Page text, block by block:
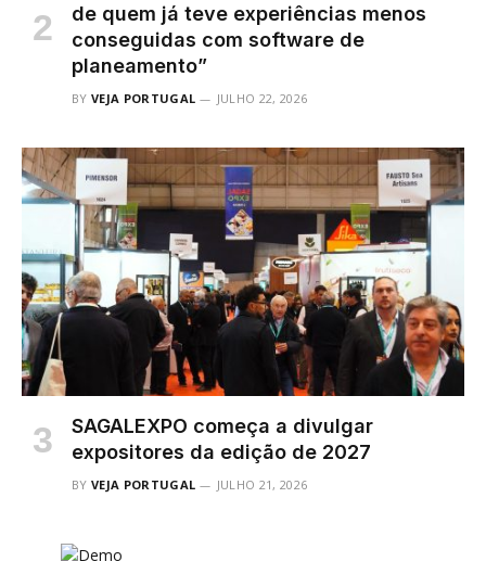
de quem já teve experiências menos
conseguidas com software de
planeamento”
BY VEJA PORTUGAL JULHO 22, 2026
SAGALEXPO começa a divulgar
expositores da edição de 2027
BY VEJA PORTUGAL JULHO 21, 2026